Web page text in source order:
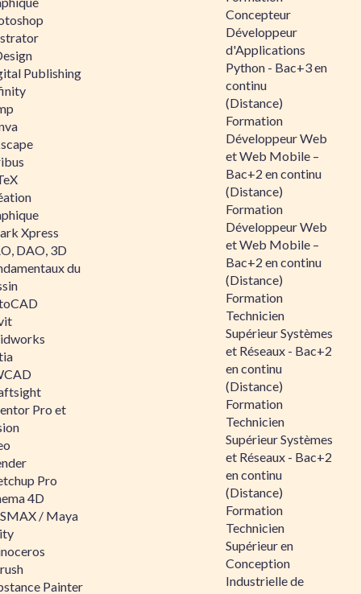
Publishing
Xpress
DAO, 3D
du
Pro et
Pro
4D
/ Maya
Painter
Concepteur
Développeur
d'Applications
Python - Bac+3 en
continu
(Distance)
Formation
Développeur Web
et Web Mobile –
Bac+2 en continu
(Distance)
Formation
Développeur Web
et Web Mobile –
Bac+2 en continu
(Distance)
Formation
Technicien
Supérieur Systèmes
et Réseaux - Bac+2
en continu
(Distance)
Formation
Technicien
Supérieur Systèmes
et Réseaux - Bac+2
en continu
(Distance)
Formation
Technicien
Supérieur en
Conception
Industrielle de